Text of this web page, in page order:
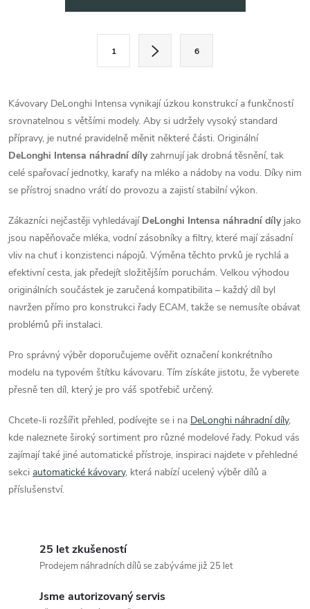
d
a
c
í
r
v
k
y
v
ý
p
i
s
u
á
n
k
o
v
á
n
í
1 6
Kávovary DeLonghi Intensa vynikají úzkou konstrukcí a funkčností
srovnatelnou s většími modely. Aby si udržely vysoký standard
přípravy, je nutné pravidelně měnit některé části. Originální
DeLonghi Intensa náhradní dílyzahrnují jak drobná těsnění, tak
celé spařovací jednotky, karafy na mléko a nádoby na vodu. Díky nim
se přístroj snadno vrátí do provozu a zajistí stabilní výkon.
Zákazníci nejčastěji vyhledávají DeLonghi Intensa náhradní dílyjako
jsou napěňovače mléka, vodní zásobníky a filtry, které mají zásadní
vliv na chuť i konzistenci nápojů. Výměna těchto prvků je rychlá a
efektivní cesta, jak předejít složitějším poruchám. Velkou výhodou
originálních součástek je zaručená kompatibilita – každý díl byl
navržen přímo pro konstrukci řady ECAM, takže se nemusíte obávat
problémů při instalaci.
Pro správný výběr doporučujeme ověřit označení konkrétního
modelu na typovém štítku kávovaru. Tím získáte jistotu, že vyberete
přesně ten díl, který je pro váš spotřebič určený.
Chcete-li rozšířit přehled, podívejte se i na DeLonghi náhradní díly,
kde naleznete široký sortiment pro různé modelové řady. Pokud vás
zajímají také jiné automatické přístroje, inspiraci najdete v přehledné
sekci automatické kávovary, která nabízí ucelený výběr dílů a
příslušenství.
25 let zkušeností
Prodejem náhradních dílů se zabýváme již 25 let
Jsme autorizovaný servis